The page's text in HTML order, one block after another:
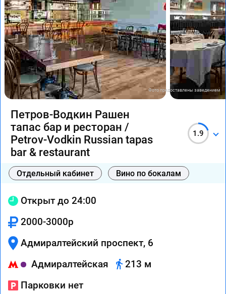
Фото предоставлены заведением
Петров-Водкин Рашен
тапас бар и ресторан /
Petrov-Vodkin Russian tapas
bar & restaurant
1.9
Отдельный кабинет Вино по бокалам
Открыт до 24:00
2000-3000р
Адмиралтейский проспект, 6
Адмиралтейская
213 м
Парковки нет